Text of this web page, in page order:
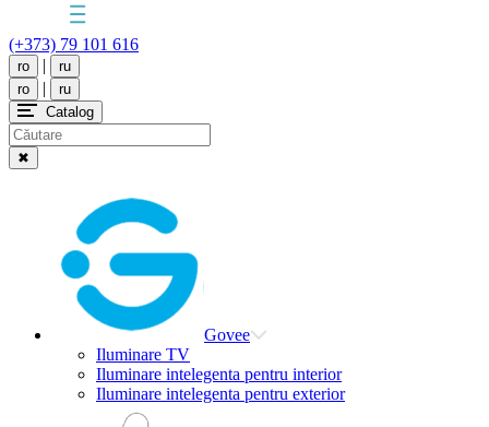
(+373) 79 101 616
ro |
ru
ro
|
ru
Catalog
✖
Govee
Iluminare TV
Iluminare intelegenta pentru interior
Iluminare intelegenta pentru exterior